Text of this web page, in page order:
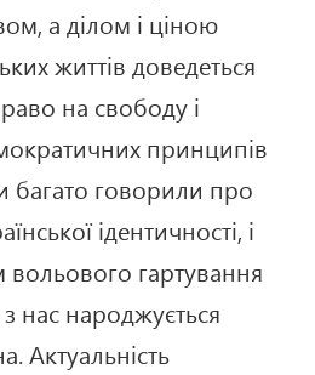
а ділом і ціною
життів доведеться
на свободу і
принципів
багато говорили про
ідентичності, і
вольового гартування
нас народжується
Актуальність